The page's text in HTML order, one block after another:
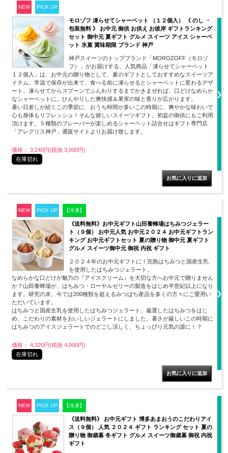
NEW PICK UP
モロゾフ 凍らせてシャーベット （１２個入） 《 のし ・
包装無料 》 お中元 御供 お供え お彼岸 ギフトランキング
セット 御中元 夏ギフト グルメ スイーツ アイス シャーベ
ット 氷菓 賞味期限 ブランド 神戸
神戸スイーツのトップブランド「MOROZOFF（モロゾ
フ）」がお届けする、人気商品「凍らせてシャーベット
１２個入」は、お中元の贈り物として、夏のギフトとしておすすめなスイーツア
イテム。常温で保存が出来て、食べる前に凍らせるとシャーベットに変わるデザ
ート。凍らせてからスプーンでふんわりするまでかきまぜれば、口どけなめらか
なシャーベットに。ひんやりした爽快感＆果実の味と香りが広がります。
暑い日差しが続くこの季節に、おうち時間が多いこの時期に、爽やかな味わいで
心も身体もリフレッシュ！そんな嬉しいスイーツギフト。初盆の御供にもご利用
頂けます。５種類のフレーバーが楽しめるシャーベット詰合せはギフト専門店
「アレグリス神戸」通販サイトよりお届け致します。
価格： 3,240円(税抜 3,000円)
在庫切れ
NEW PICK UP 【冷凍】
《送料無料》お中元ギフト山田養蜂場はちみつジェラー
ト（９個） お中元人気 お中元２０２４ お中元ギフトラン
キング お中元ギフトセット 夏の贈り物 御中元 夏ギフト
グルメ スイーツ御中元 御祝 内祝 ギフト
２０２４年のお中元ギフトに！完熟はちみつと国産生乳
を使用したはちみつジェラート。
なめらかな口どけが魅力の『アイスクリーム』を大切な方へお中元で贈りません
か？山田養蜂場が、はちみつ・ローヤルゼリーの製造をはじめ半世紀以上になり
ます。研究の末、今では200種類を超えるみつばち産品を多くの方々にご愛用い
ただいています。
はちみつと国産生乳を使用したはちみつジェラート。厳選したはちみつをはじ
め、こだわりの素材をおいしいジェラートにしました。暑さが厳しいこの時期に
はちみつのアイスジェラートでのどごし涼しく、ちょっぴり元気の源に！？
価格： 4,320円(税抜 4,000円)
在庫切れ
NEW PICK UP 【冷凍】
《送料無料》 お中元ギフト 博多あまおうのこだわりアイ
ス（９個） 人気 ２０２４ ギフト ランキング セット 夏の
贈り物 御歳暮 冬ギフト グルメ スイーツ御歳暮 御祝 内祝
ギフト